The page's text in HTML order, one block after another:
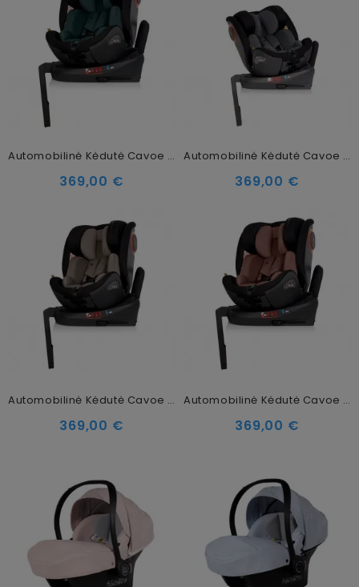
Automobilinė Kėdutė Cavoe Le Mans Isofix 360, 0-36 Kg Forest
369,00 €
Automobilinė Kėdutė Cavoe Le Mans Isofix 360, 0-36 Kg Iron
369,00 €
Automobilinė Kėdutė Cavoe Le Mans Isofix 360, 0-36 Kg Taupe
369,00 €
Automobilinė Kėdutė Cavoe Le Mans Isofix 360, 0-36 Kg Terracotta
369,00 €